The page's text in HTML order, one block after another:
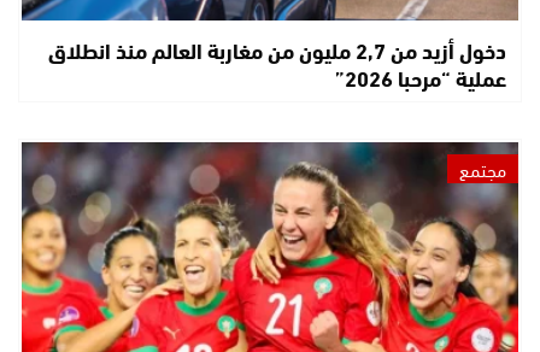
دخول أزيد من 2,7 مليون من مغاربة العالم منذ انطلاق
عملية “مرحبا 2026”
مجتمع